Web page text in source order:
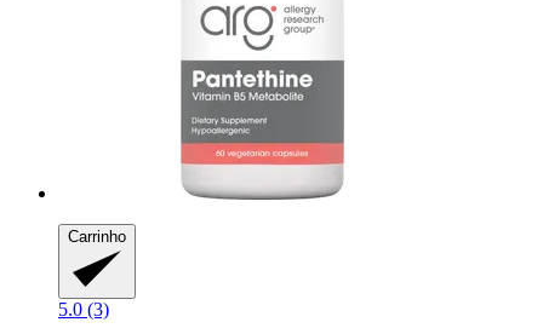
Carrinho
5.0 (3)